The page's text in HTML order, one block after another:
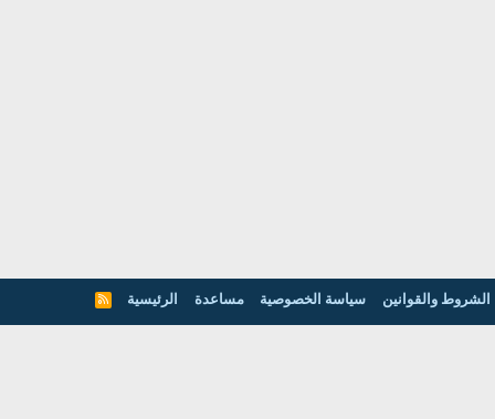
الشروط والقوانين سياسة الخصوصية مساعدة الرئيسية
R
S